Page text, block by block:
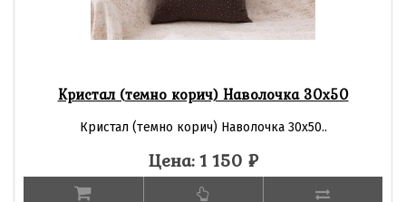
Кристал (темно корич) Наволочка 30х50
Кристал (темно корич) Наволочка 30х50..
Цена: 1 150 ₽